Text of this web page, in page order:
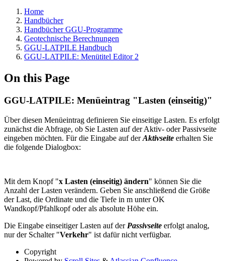
Home
Handbücher
Handbücher GGU-Programme
Geotechnische Berechnungen
GGU-LATPILE Handbuch
GGU-LATPILE: Menütitel Editor 2
On this Page
GGU-LATPILE: Menüeintrag "Lasten (einseitig)"
Über diesen Menüeintrag definieren Sie einseitige Lasten. Es erfolgt
zunächst die Abfrage, ob Sie Lasten auf der Aktiv- oder Passivseite
eingeben möchten. Für die Eingabe auf derAktivseite erhalten Sie
die folgende Dialogbox:
Mit dem Knopf "x Lasten (einseitig) ändern" können Sie die
Anzahl der Lasten verändern. Geben Sie anschließend die Größe
der Last, die Ordinate und die Tiefe in m unter OK
Wandkopf/Pfahlkopf oder als absolute Höhe ein.
Die Eingabe einseitiger Lasten auf der Passivseite erfolgt analog,
nur der Schalter "Verkehr" ist dafür nicht verfügbar.
Copyright